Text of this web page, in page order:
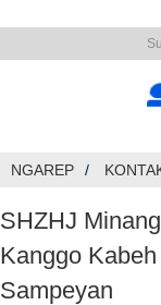
NGAREP
SHZHJ
Kanggo
Sampeyan